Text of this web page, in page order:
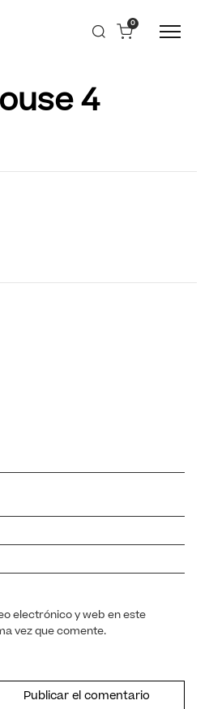
0
4
electrónico y web en este
vez que comente.